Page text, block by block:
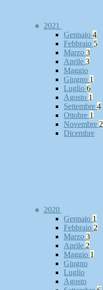
2021
Gennaio 4
Febbraio 5
Marzo 3
Aprile 3
Maggio
Giugno 1
Luglio 6
Agosto 1
Settembre 4
Ottobre 1
Novembre 2
Dicembre
2020
Gennaio 1
Febbraio 2
Marzo 3
Aprile 2
Maggio 1
Giugno
Luglio
Agosto